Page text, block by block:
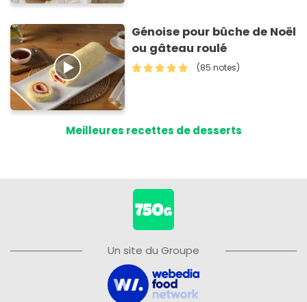
Génoise pour bûche de Noël
ou gâteau roulé
(85 notes)
Meilleures recettes de desserts
Un site du Groupe